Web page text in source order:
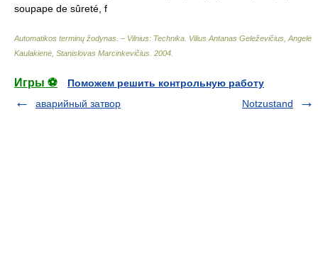
soupape de sûreté, f
Automatikos terminų žodynas. – Vilnius: Technika Vilius Antanas Geleževičius, Angelė
Kaulakienė, Stanislovas Marcinkevičius 2004
Игры ⚽
Поможем решить контрольную работу
аварийный затвор
Notzustand